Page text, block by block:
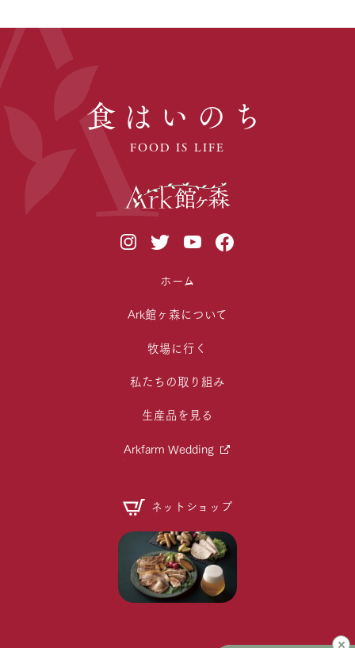
食はいのち
FOOD IS LIFE
ホーム
Ark館ヶ森について
牧場に行く
私たちの取り組み
生産品を見る
Arkfarm Wedding
ネットショップ